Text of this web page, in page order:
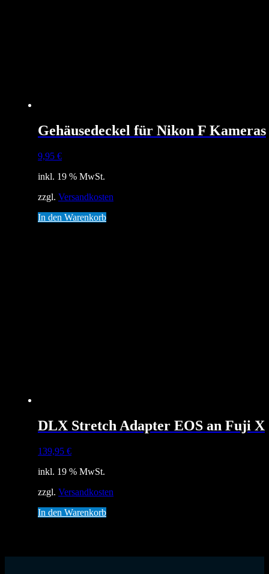
Gehäusedeckel für Nikon F Kameras
9,95 €
inkl. 19 % MwSt.
zzgl. Versandkosten
In den Warenkorb
DLX Stretch Adapter EOS an Fuji X
139,95 €
inkl. 19 % MwSt.
zzgl. Versandkosten
In den Warenkorb